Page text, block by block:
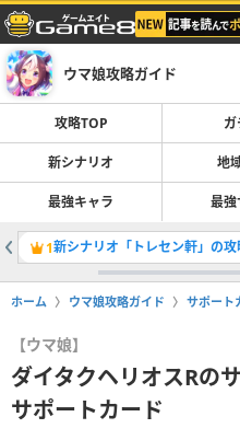
ウマ娘攻略ガイド
攻略TOP
新シナリオ 地
最強キャラ 最強
1
ホーム ウマ娘攻略ガイド サポート
【ウマ娘】
ダイタクヘリオスRの
サポートカード